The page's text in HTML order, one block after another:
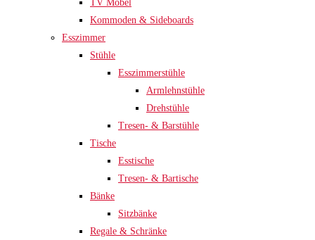
TV Möbel
Kommoden & Sideboards
Esszimmer
Stühle
Esszimmerstühle
Armlehnstühle
Drehstühle
Tresen- & Barstühle
Tische
Esstische
Tresen- & Bartische
Bänke
Sitzbänke
Regale & Schränke